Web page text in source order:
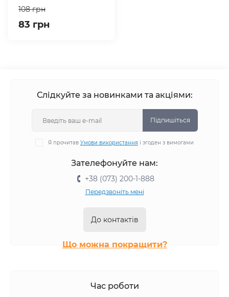
108 грн
83 грн
Слідкуйте за новинками та акціями:
Підпишіться
Я прочитав Умови використання і згоден з вимогами
Зателефонуйте нам:
+38 (073) 200-1-888
Передзвоніть мені
До контактів
Що можна покращити?
Час роботи